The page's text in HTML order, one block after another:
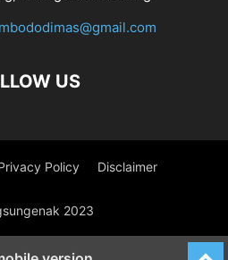
US
Policy Disclaimer
2023